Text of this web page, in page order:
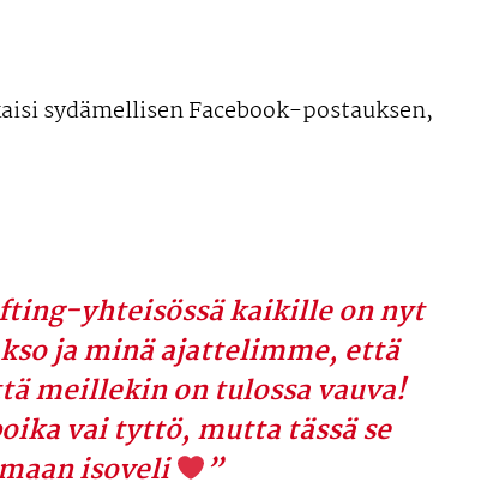
sydämellisen Facebook-postauksen,
yhteisössä kaikille on nyt
ja minä ajattelimme, että
meillekin on tulossa vauva!
vai tyttö, mutta tässä se
isoveli ”